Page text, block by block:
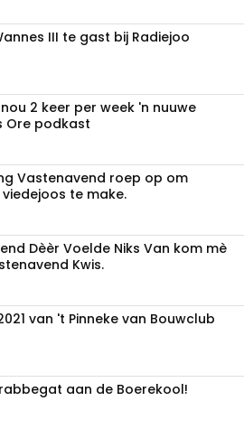
III te gast bij Radiejoo
2 keer per week 'n nuuwe
Ore podkast
Vastenavend roep op om
viedejoos te make.
Dèèr Voelde Niks Van kom mè
Kwis.
van 't Pinneke van Bouwclub
aan de Boerekool!